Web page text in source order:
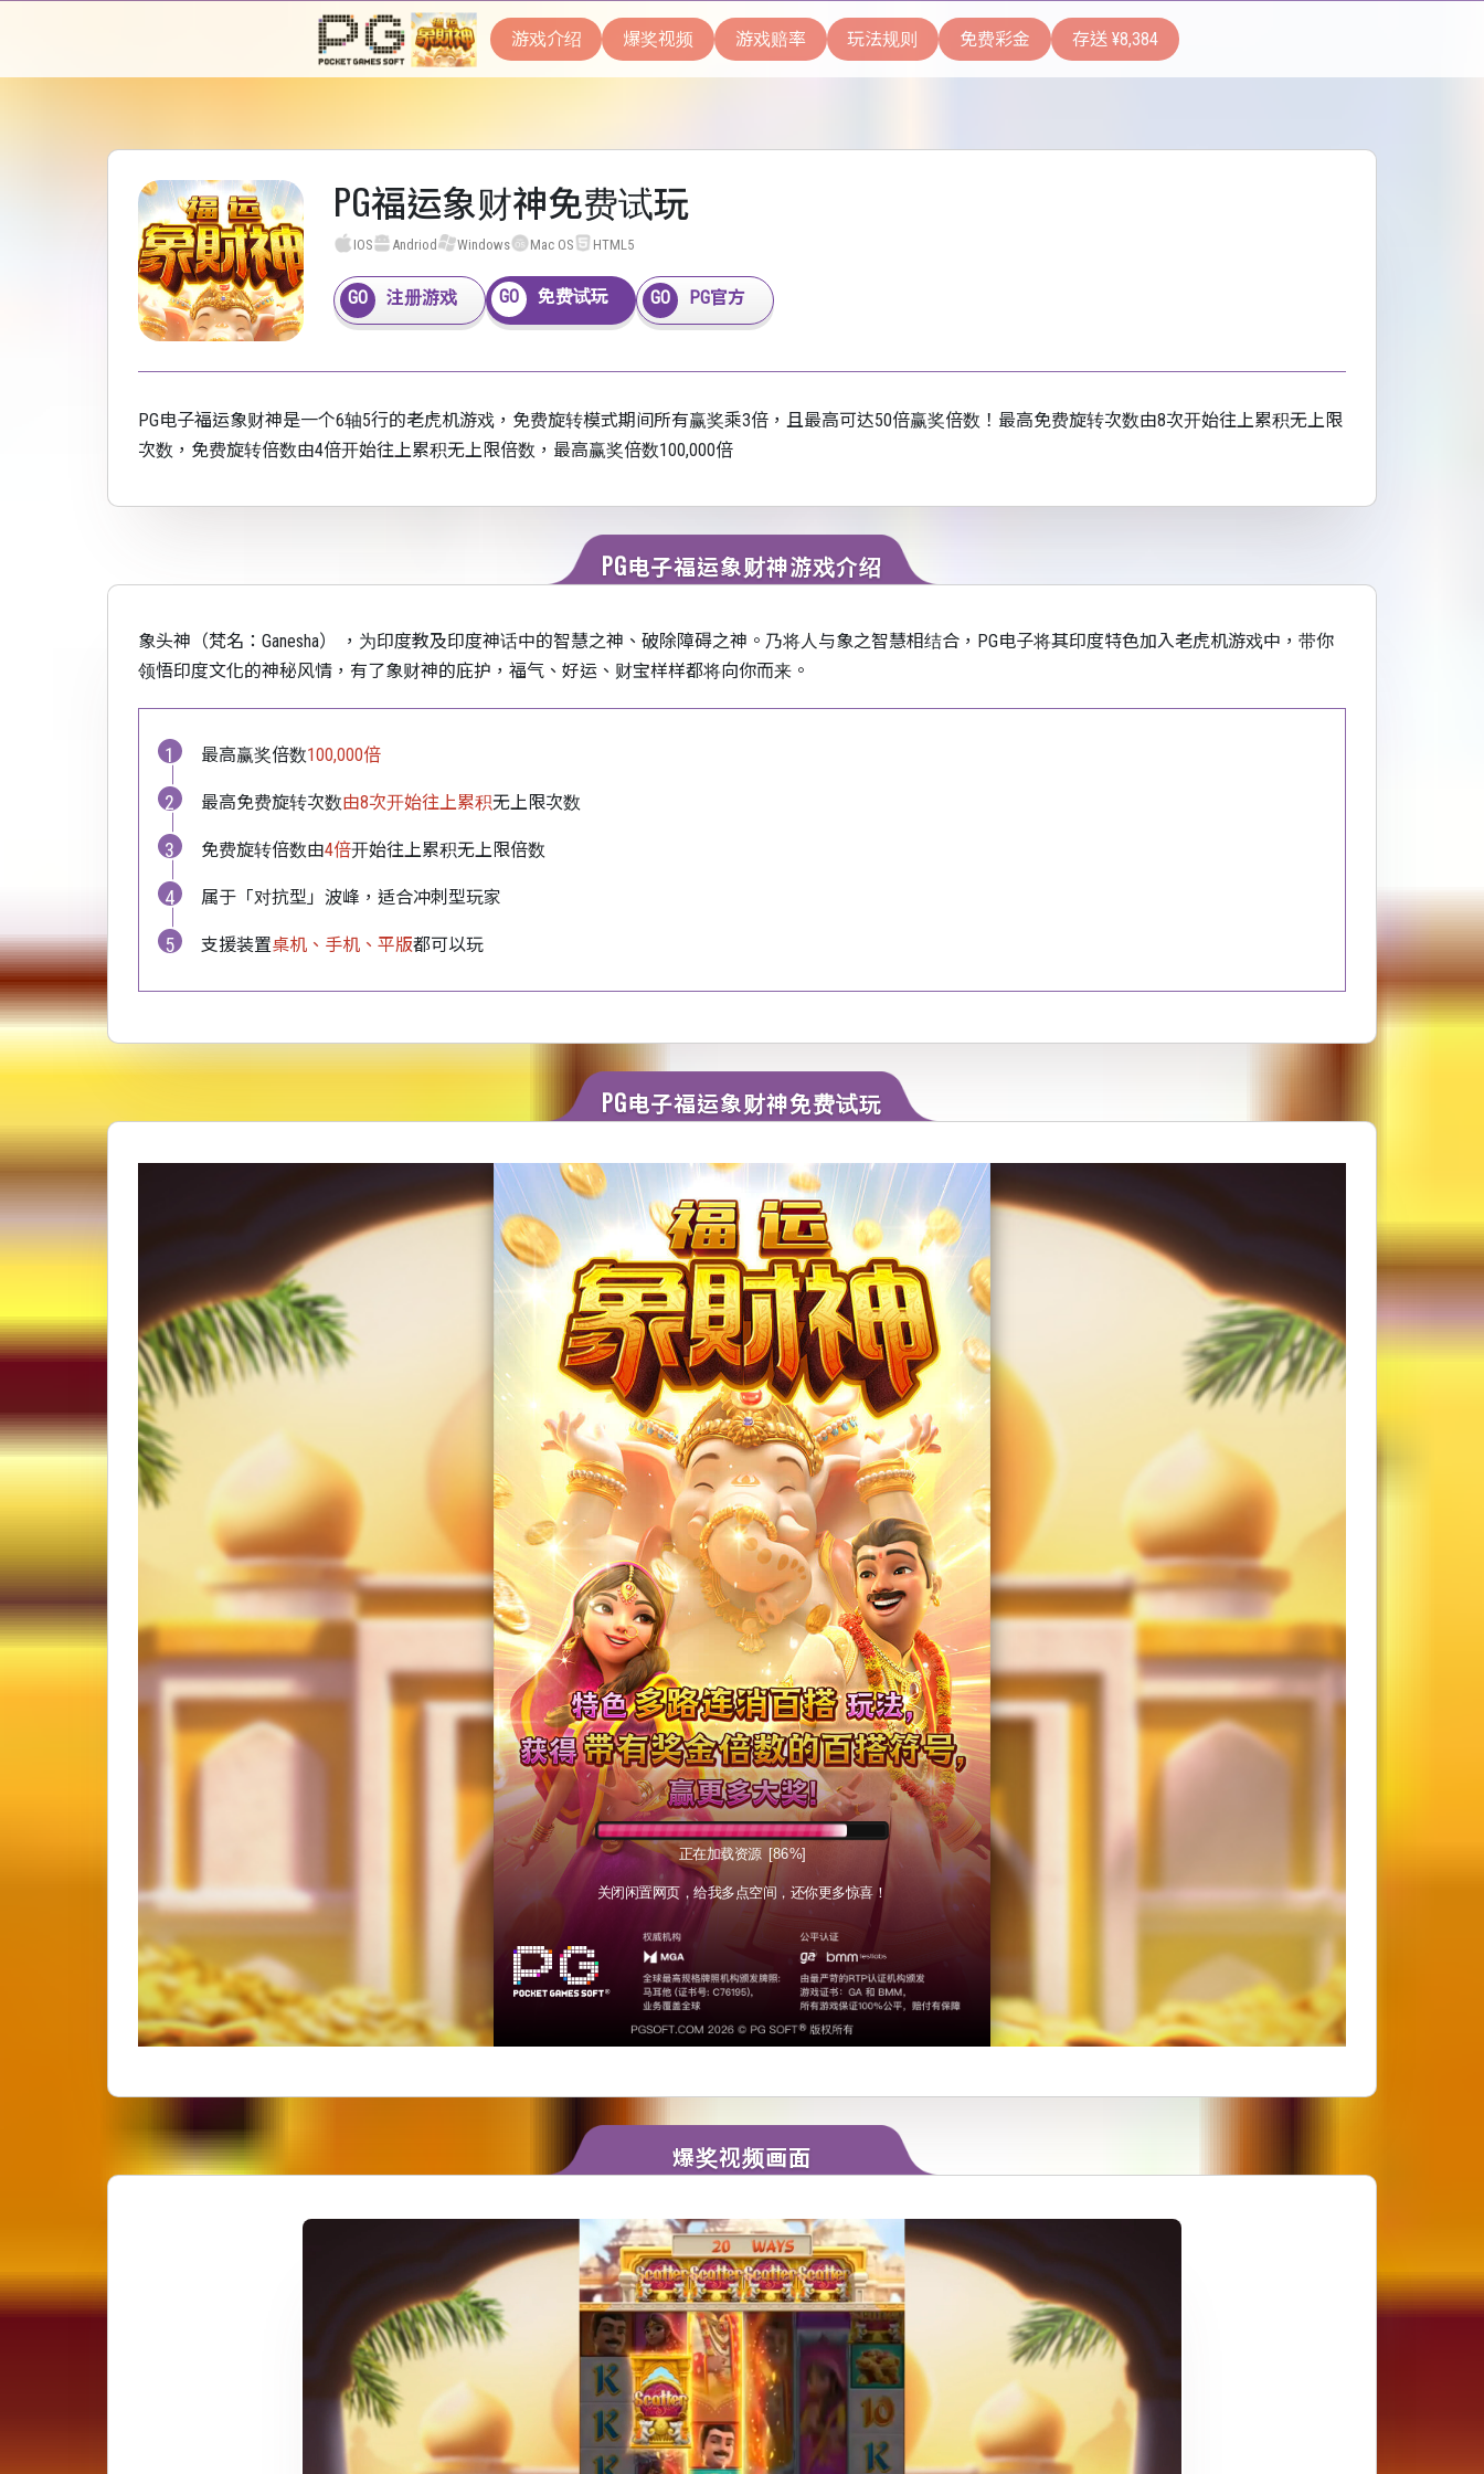
游戏介绍 爆奖视频 游戏赔率 玩法规则 免费彩金 存送 ¥8,384
PG福运象财神免费试玩
IOS Andriod Windows Mac OS HTML5
注册游戏 免费试玩 PG官方
PG电子福运象财神是一个6轴5行的老虎机游戏，免费旋转模式期间所有赢奖乘3倍，且最高可达50倍赢奖倍数！最高免费旋转次数由8次开始往上累积无上限
次数，免费旋转倍数由4倍开始往上累积无上限倍数，最高赢奖倍数100,000倍
PG电子福运象财神游戏介绍
象头神（梵名：Ganesha） ，为印度教及印度神话中的智慧之神、破除障碍之神。乃将人与象之智慧相结合，PG电子将其印度特色加入老虎机游戏中，带你
领悟印度文化的神秘风情，有了象财神的庇护，福气、好运、财宝样样都将向你而来。
最高赢奖倍数100,000倍
最高免费旋转次数由8次开始往上累积无上限次数
免费旋转倍数由4倍开始往上累积无上限倍数
属于「对抗型」波峰，适合冲刺型玩家
支援装置桌机、手机、平版都可以玩
PG电子福运象财神免费试玩
爆奖视频画面